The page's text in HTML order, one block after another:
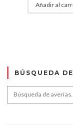
Añadir al
BÚSQUEDA
Search for: